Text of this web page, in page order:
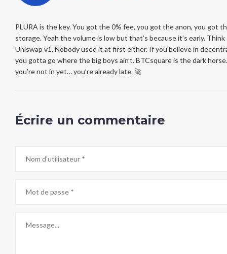
PLURA is the key. You got the 0% fee, you got the anon, you got
storage. Yeah the volume is low but that’s because it’s early.
Uniswap v1. Nobody used it at first either. If you believe in
you gotta go where the big boys ain’t. BTCsquare is the dark
you’re not in yet… you’re already late. 🚀
Écrire un commentaire